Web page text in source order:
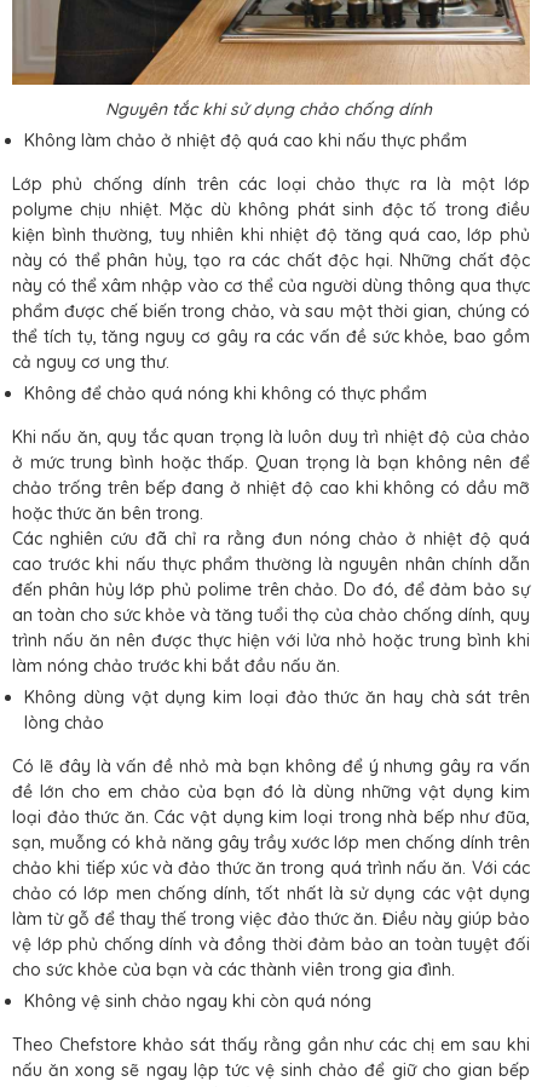
Nguyên tắc khi sử dụng chảo chống dính
Không làm chảo ở nhiệt độ quá cao khi nấu thực phẩm
Lớp phủ chống dính trên các loại chảo thực ra là một lớp
polyme chịu nhiệt. Mặc dù không phát sinh độc tố trong điều
kiện bình thường, tuy nhiên khi nhiệt độ tăng quá cao, lớp phủ
này có thể phân hủy, tạo ra các chất độc hại. Những chất độc
này có thể xâm nhập vào cơ thể của người dùng thông qua thực
phẩm được chế biến trong chảo, và sau một thời gian, chúng có
thể tích tụ, tăng nguy cơ gây ra các vấn đề sức khỏe, bao gồm
cả nguy cơ ung thư.
Không để chảo quá nóng khi không có thực phẩm
Khi nấu ăn, quy tắc quan trọng là luôn duy trì nhiệt độ của chảo
ở mức trung bình hoặc thấp. Quan trọng là bạn không nên để
chảo trống trên bếp đang ở nhiệt độ cao khi không có dầu mỡ
hoặc thức ăn bên trong.
Các nghiên cứu đã chỉ ra rằng đun nóng chảo ở nhiệt độ quá
cao trước khi nấu thực phẩm thường là nguyên nhân chính dẫn
đến phân hủy lớp phủ polime trên chảo. Do đó, để đảm bảo sự
an toàn cho sức khỏe và tăng tuổi thọ của chảo chống dính, quy
trình nấu ăn nên được thực hiện với lửa nhỏ hoặc trung bình khi
làm nóng chảo trước khi bắt đầu nấu ăn.
Không dùng vật dụng kim loại đảo thức ăn hay chà sát trên
lòng chảo
Có lẽ đây là vấn đề nhỏ mà bạn không để ý nhưng gây ra vấn
đề lớn cho em chảo của bạn đó là dùng những vật dụng kim
loại đảo thức ăn. Các vật dụng kim loại trong nhà bếp như đũa,
sạn, muỗng có khả năng gây trầy xước lớp men chống dính trên
chảo khi tiếp xúc và đảo thức ăn trong quá trình nấu ăn. Với các
chảo có lớp men chống dính, tốt nhất là sử dụng các vật dụng
làm từ gỗ để thay thế trong việc đảo thức ăn. Điều này giúp bảo
vệ lớp phủ chống dính và đồng thời đảm bảo an toàn tuyệt đối
cho sức khỏe của bạn và các thành viên trong gia đình.
Không vệ sinh chảo ngay khi còn quá nóng
Theo Chefstore khảo sát thấy rằng gần như các chị em sau khi
nấu ăn xong sẽ ngay lập tức vệ sinh chảo để giữ cho gian bếp